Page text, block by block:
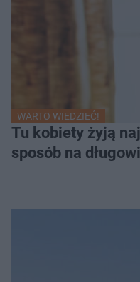
WARTO WIEDZIEĆ!
Tu kobiety żyją
sposób na